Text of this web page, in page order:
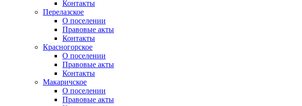
Контакты
Перелазское
О поселении
Правовые акты
Контакты
Красногорское
О поселении
Правовые акты
Контакты
Макаричское
О поселении
Правовые акты